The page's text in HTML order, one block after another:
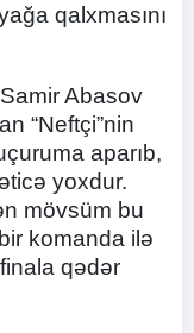
qalxmasını
Abasov
“Neftçi”nin
aparıb,
yoxdur.
mövsüm bu
komanda ilə
qədər